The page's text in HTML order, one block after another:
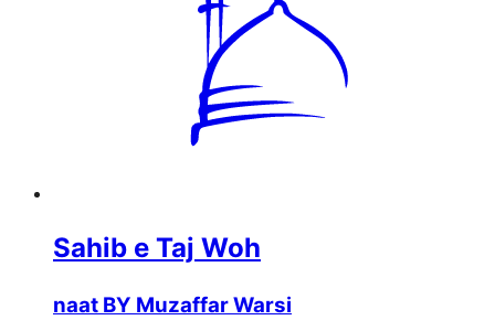
Sahib e Taj Woh
naat BY Muzaffar Warsi